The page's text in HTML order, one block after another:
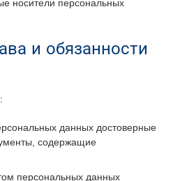
носители персональных
и обязанности
данных достоверные
содержащие
персональных данных